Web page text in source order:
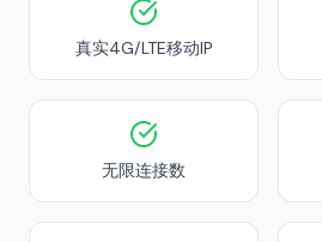
真实4G/LTE移动IP
无限连接数